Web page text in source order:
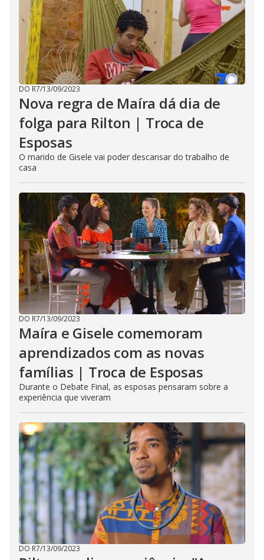
DO R7/13/09/2023
Nova regra de Maíra dá dia de
folga para Rilton | Troca de
Esposas
O marido de Gisele vai poder descansar do trabalho de
casa
DO R7/13/09/2023
Maíra e Gisele comemoram
aprendizados com as novas
famílias | Troca de Esposas
Durante o Debate Final, as esposas pensaram sobre a
experiência que viveram
DO R7/13/09/2023